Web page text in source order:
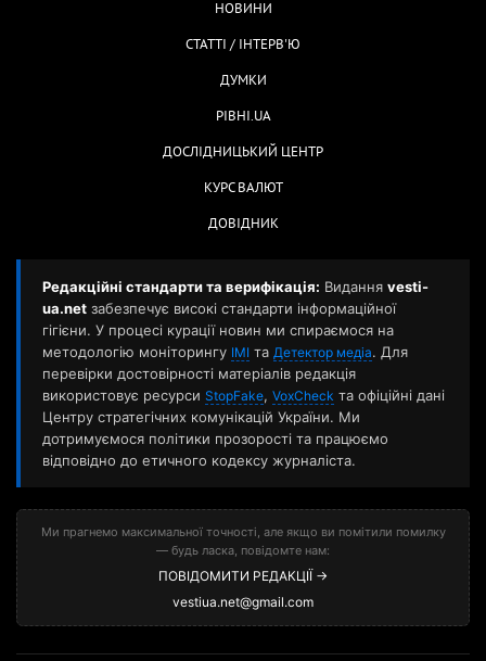
НОВИНИ
СТАТТІ / ІНТЕРВ'Ю
ДУМКИ
РІВНІ.UA
ДОСЛІДНИЦЬКИЙ ЦЕНТР
КУРС ВАЛЮТ
ДОВІДНИК
Редакційні стандарти та верифікація: Видання vesti-
ua.net забезпечує високі стандарти інформаційної
гігієни. У процесі курації новин ми спираємося на
методологію моніторингу ІМІ та Детектор медіа. Для
перевірки достовірності матеріалів редакція
використовує ресурси StopFake, VoxCheck та офіційні дані
Центру стратегічних комунікацій України. Ми
дотримуємося політики прозорості та працюємо
відповідно до етичного кодексу журналіста.
Ми прагнемо максимальної точності, але якщо ви помітили помилку
— будь ласка, повідомте нам:
ПОВІДОМИТИ РЕДАКЦІЇ →
vestiua.net@gmail.com